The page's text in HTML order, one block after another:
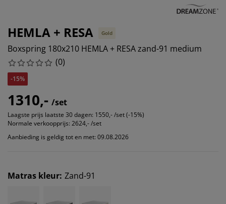
HEMLA + RESA Gold
Boxspring 180x210 HEMLA + RESA zand-91 medium
(0)
-15%
1310,- /set
Laagste prijs laatste 30 dagen: 1550,- /set (-15%)
Normale verkoopprijs: 2624,- /set
Aanbieding is geldig tot en met: 09.08.2026
Matras kleur: Zand-91